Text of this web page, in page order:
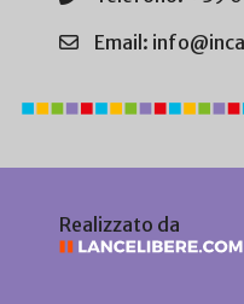
Email:
Realizzato da